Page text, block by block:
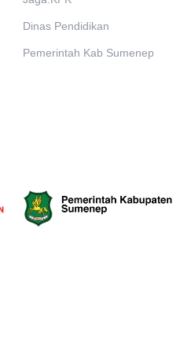
Dinas Pendidikan
Pemerintah Kab Sumenep